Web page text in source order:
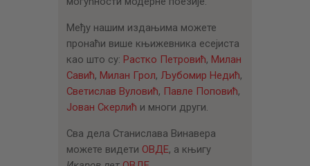
Међу нашим издањима можете
пронаћи више књижевника есејиста
као што су: Растко Петровић, Милан
Савић, Милан Грол, Љубомир Недић,
Светислав Вуловић, Павле Поповић,
Јован Скерлић и многи други.
Сва дела Станислава Винавера
можете видети ОВДЕ, а књигу